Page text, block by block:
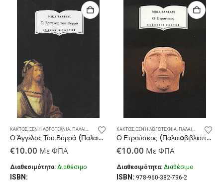
ΚΆΚΤΟΣ,ΞΈΝΗ ΛΟΓΟΤΕΧΝΊΑ, ΠΑΛΑΙΟΒΙΒΛΙΟΠΩΛΕΊΟ
Ο Άγγελος Του Βορρά (Παλαιoβιβλιοπωλείο)
€10.00 Με ΦΠΑ
Διαθεσιμότητα: Διαθέσιμο
ISBN:
ΚΆΚΤΟΣ,ΞΈΝΗ ΛΟΓΟΤΕΧΝΊΑ, ΠΑΛΑΙΟΒΙΒΛΙΟΠΩΛΕΊΟ
Ο Ετρούσκος (Παλαιoβιβλιοπωλείο)
€10.00 Με ΦΠΑ
Διαθεσιμότητα: Διαθέσιμο
ISBN: 978-960-382-796-2